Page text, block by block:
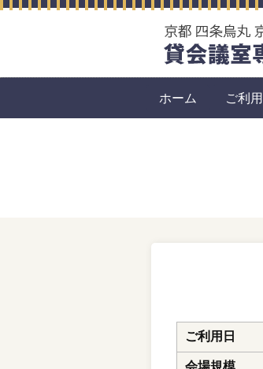
ホーム ご利
ご利用日
会場規模